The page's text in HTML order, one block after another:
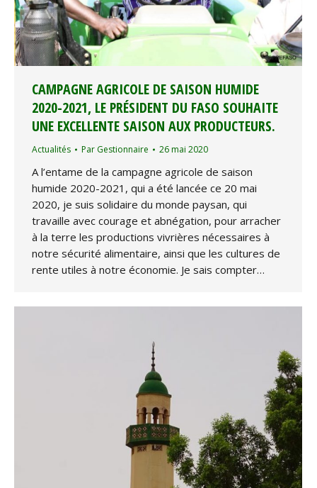
CAMPAGNE AGRICOLE DE SAISON HUMIDE
2020-2021, LE PRÉSIDENT DU FASO SOUHAITE
UNE EXCELLENTE SAISON AUX PRODUCTEURS.
Actualités Par Gestionnaire 26 mai 2020
A l’entame de la campagne agricole de saison
humide 2020-2021, qui a été lancée ce 20 mai
2020, je suis solidaire du monde paysan, qui
travaille avec courage et abnégation, pour arracher
à la terre les productions vivrières nécessaires à
notre sécurité alimentaire, ainsi que les cultures de
rente utiles à notre économie. Je sais compter…